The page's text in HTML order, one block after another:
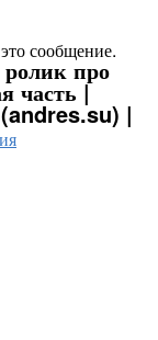
сообщение.
про
часть |
|